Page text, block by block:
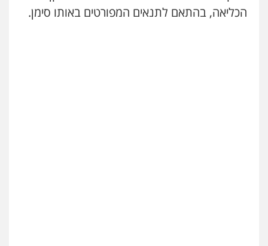
הכליאה, בהתאם לתנאים המפורטים באותו סימן.